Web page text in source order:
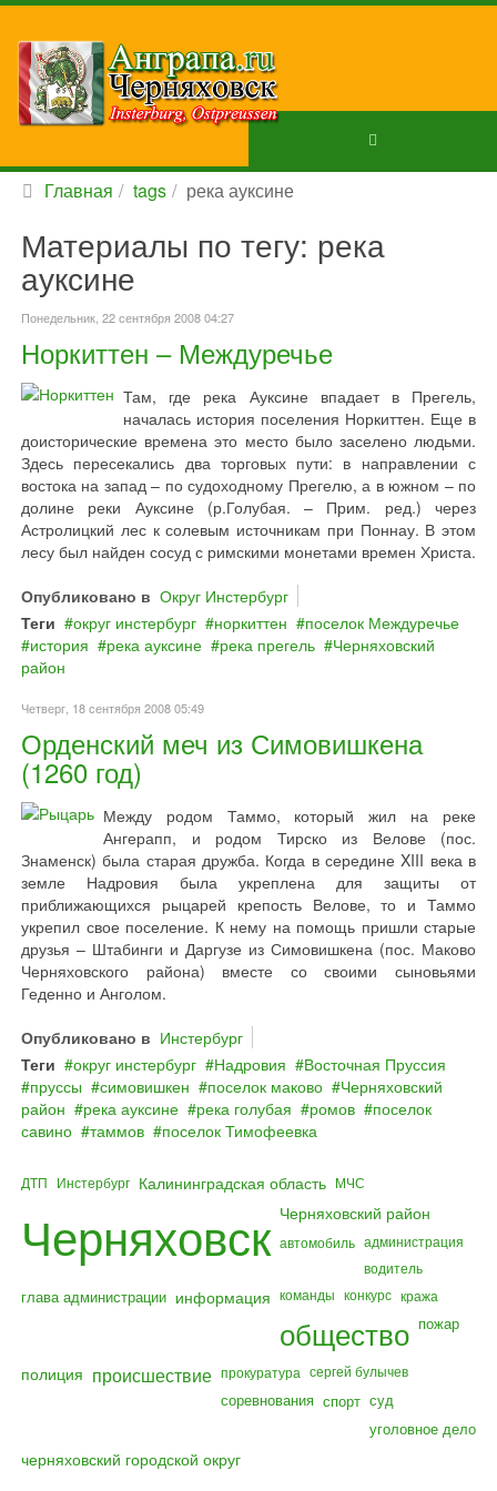
Главная tags река ауксине
Материалы по тегу: река
ауксине
Понедельник, 22 сентября 2008 04:27
Норкиттен – Междуречье
Там, где река Ауксине впадает в Прегель,
началась история поселения Норкиттен. Еще в
доисторические времена это место было заселено людьми.
Здесь пересекались два торговых пути: в направлении с
востока на запад – по судоходному Прегелю, а в южном – по
долине реки Ауксине (р.Голубая. – Прим. ред.) через
Астролицкий лес к солевым источникам при Поннау. В этом
лесу был найден сосуд с римскими монетами времен Христа.
Опубликовано в Округ Инстербург
Теги
округ инстербург норкиттен
поселок Междуречье
история
река ауксине река прегель
Черняховский
район
Четверг, 18 сентября 2008 05:49
Орденский меч из Симовишкена
(1260 год)
Между родом Таммо, который жил на реке
Ангерапп, и родом Тирско из Велове (пос.
Знаменск) была старая дружба. Когда в середине XIII века в
земле Надровия была укреплена для защиты от
приближающихся рыцарей крепость Велове, то и Таммо
укрепил свое поселение. К нему на помощь пришли старые
друзья – Штабинги и Даргузе из Симовишкена (пос. Маково
Черняховского района) вместе со своими сыновьями
Геденно и Анголом.
Опубликовано в Инстербург
Теги
округ инстербург Надровия
Восточная Пруссия
пруссы
симовишкен поселок маково
Черняховский
район
река ауксине река голубая ромов
поселок
савино
таммов поселок Тимофеевка
ДТП Инстербург Калининградская область МЧС
Черняховск Черняховский район
автомобиль администрация
водитель
глава администрации информация команды конкурс кража
общество пожар
полиция происшествие прокуратура сергей булычев
соревнования спорт суд
уголовное дело
черняховский городской округ